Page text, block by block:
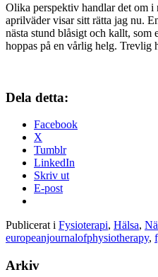
Olika perspektiv handlar det om i
aprilväder visar sitt rätta jag nu.
nästa stund blåsigt och kallt, som
hoppas på en vårlig helg. Trevlig
Dela detta:
Facebook
X
Tumblr
LinkedIn
Skriv ut
E-post
Publicerat i Fysioterapi, Hälsa,
europeanjournalofphysiotherapy,
Arkiv